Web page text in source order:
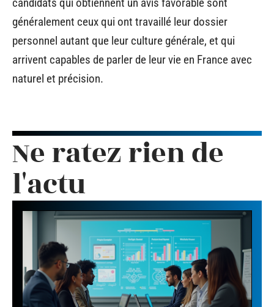
généralement ceux qui ont travaillé leur dossier
personnel autant que leur culture générale, et qui
arrivent capables de parler de leur vie en France avec
naturel et précision.
Ne ratez rien de
l'actu